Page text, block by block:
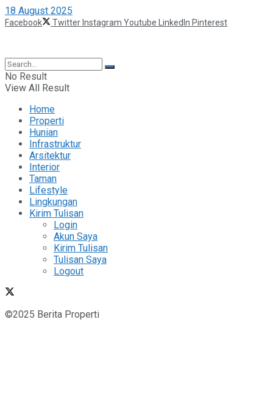
18 August 2025
Facebook Twitter Instagram Youtube LinkedIn Pinterest
No Result
View All Result
Home
Properti
Hunian
Infrastruktur
Arsitektur
Interior
Taman
Lifestyle
Lingkungan
Kirim Tulisan
Login
Akun Saya
Kirim Tulisan
Tulisan Saya
Logout
©2025 Berita Properti